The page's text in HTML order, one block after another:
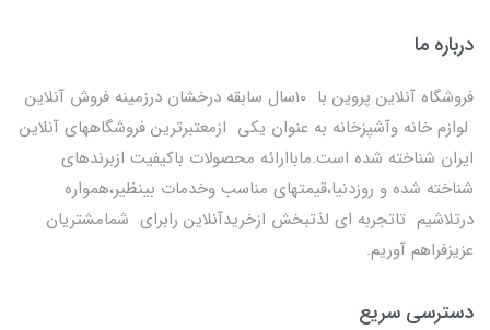
درباره ما
فروشگاه آنلاین پروین با 10سال سابقه درخشان درزمینه فروش آنلاین
لوازم خانه وآشپزخانه به عنوان یکی ازمعتبرترین فروشگاههای آنلاین
ایران شناخته شده است.ماباارائه محصولات باکیفیت ازبرندهای
شناخته شده و روزدنیا،قیمتهای مناسب وخدمات بینظیر،همواره
درتلاشیم تاتجربه ای لذتبخش ازخریدآنلاین رابرای شمامشتریان
عزیزفراهم آوریم.
دسترسی سریع